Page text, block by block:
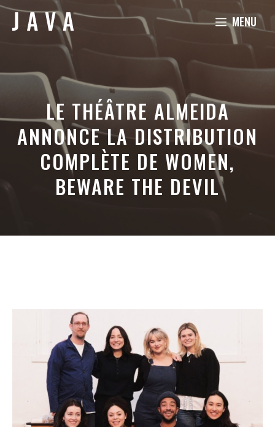
Aller
MENU
LE THÉÂTRE ALMEIDA
ANNONCE LA DISTRIBUTION
COMPLÈTE DE WOMEN,
BEWARE THE DEVIL